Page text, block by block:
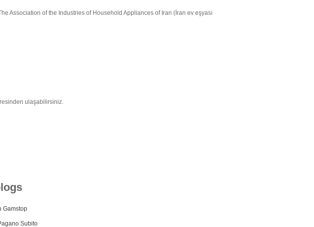
Association of the Industries of Household Appliances of Iran (İran ev eşyası
ulaşabilirsiniz.
Gamstop
Subito